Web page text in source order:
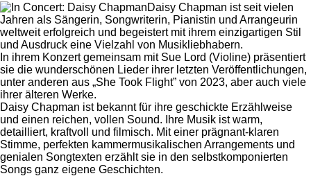
Daisy Chapman ist seit vielen
Jahren als Sängerin, Songwriterin, Pianistin und Arrangeurin
weltweit erfolgreich und begeistert mit ihrem einzigartigen Stil
und Ausdruck eine Vielzahl von Musikliebhabern.
In ihrem Konzert gemeinsam mit Sue Lord (Violine) präsentiert
sie die wunderschönen Lieder ihrer letzten Veröffentlichungen,
unter anderen aus „She Took Flight” von 2023, aber auch viele
ihrer älteren Werke.
Daisy Chapman ist bekannt für ihre geschickte Erzählweise
und einen reichen, vollen Sound. Ihre Musik ist warm,
detailliert, kraftvoll und filmisch. Mit einer prägnant-klaren
Stimme, perfekten kammermusikalischen Arrangements und
genialen Songtexten erzählt sie in den selbstkomponierten
Songs ganz eigene Geschichten.